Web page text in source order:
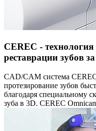
CEREC - технология
реставрации зубов
CAD/CAM система
протезирование зубов
благодаря специальному
зуба в 3D. CEREC